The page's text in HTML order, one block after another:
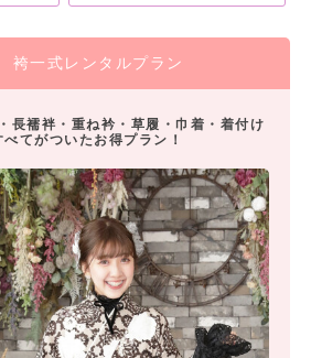
一式レンタルプラン
長襦袢・重ね衿・草履・巾着・着付け
てがついたお得プラン！